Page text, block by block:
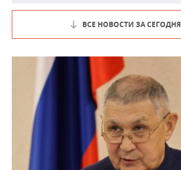
ВСЕ НОВОСТИ ЗА СЕГОДНЯ